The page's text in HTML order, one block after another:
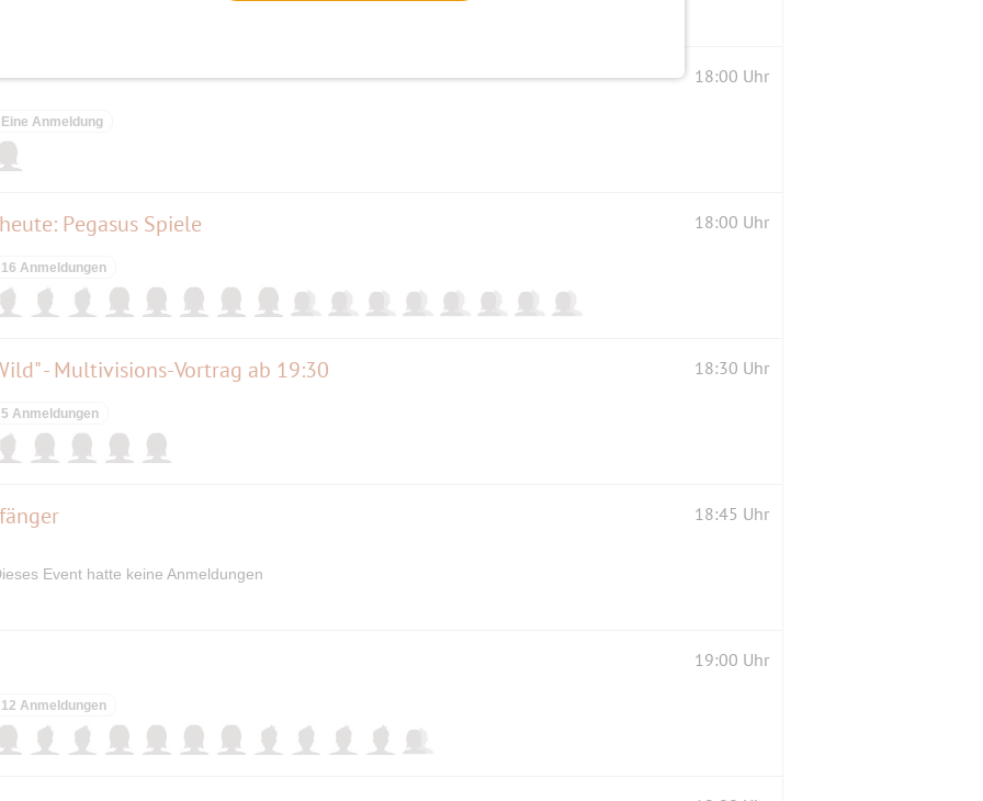
18:00 Uhr
Eine Anmeldung
Pegasus Spiele 18:00 Uhr
16 Anmeldungen
- Multivisions-Vortrag ab 19:30 18:30 Uhr
5 Anmeldungen
18:45 Uhr
Event hatte keine Anmeldungen
19:00 Uhr
12 Anmeldungen